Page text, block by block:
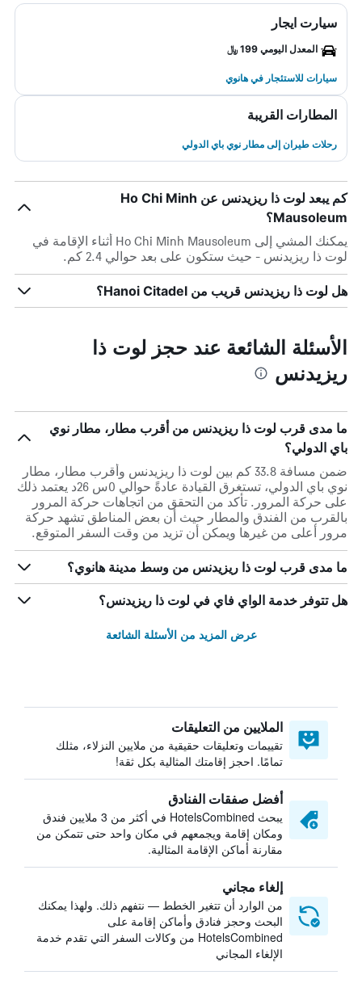
سيارت ايجار
المعدل اليومي 199 ﷼
سيارات للاستئجار في هانوي
المطارات القريبة
رحلات طيران إلى مطار نوي باي الدولي
كم يبعد لوت ذا ريزيدنس عن Ho Chi Minh
Mausoleum؟
يمكنك المشي إلى Ho Chi Minh Mausoleum أثناء الإقامة في
لوت ذا ريزيدنس - حيث ستكون على بعد حوالي 2.4 كم.
هل لوت ذا ريزيدنس قريب من Hanoi Citadel؟
الأسئلة الشائعة عند حجز لوت ذا
ريزيدنس
ما مدى قرب لوت ذا ريزيدنس من أقرب مطار، مطار نوي
باي الدولي؟
ضمن مسافة 33.8 كم بين لوت ذا ريزيدنس وأقرب مطار، مطار
نوي باي الدولي، تستغرق القيادة عادةً حوالي 0س 26د يعتمد ذلك
على حركة المرور. تأكد من التحقق من اتجاهات حركة المرور
بالقرب من الفندق والمطار حيث أن بعض المناطق تشهد حركة
مرور أعلى من غيرها ويمكن أن تزيد من وقت السفر المتوقع.
ما مدى قرب لوت ذا ريزيدنس من وسط مدينة هانوي؟
هل تتوفر خدمة الواي فاي في لوت ذا ريزيدنس؟
عرض المزيد من الأسئلة الشائعة
الملايين من التعليقات
تقييمات وتعليقات حقيقية من ملايين النزلاء، مثلك
تمامًا. احجز إقامتك المثالية بكل ثقة!
أفضل صفقات الفنادق
يبحث HotelsCombined في أكثر من 3 ملايين فندق
ومكان إقامة ويجمعهم في مكان واحد حتى تتمكن من
مقارنة أماكن الإقامة المثالية.
إلغاء مجاني
من الوارد أن تتغير الخطط — نتفهم ذلك. ولهذا يمكنك
البحث وحجز فنادق وأماكن إقامة على
HotelsCombined من وكالات السفر التي تقدم خدمة
الإلغاء المجاني